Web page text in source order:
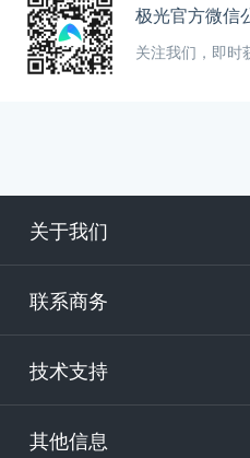
极光官方微信
关注我们，即时
关于我们
联系商务
技术支持
其他信息